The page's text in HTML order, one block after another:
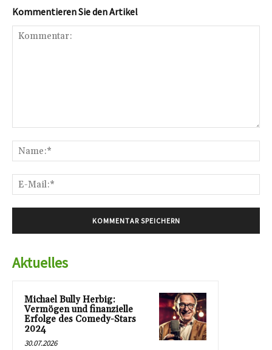
Kommentieren Sie den Artikel
Aktuelles
Michael Bully Herbig:
Vermögen und finanzielle
Erfolge des Comedy-Stars
2024
30.07.2026